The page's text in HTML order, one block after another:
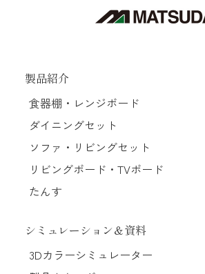
製品紹介
食器棚・レンジボード
ダイニングセット
ソファ・リビングセット
リビングボード・TVボード
たんす
シミュレーション＆資料
3Dカラーシミュレーター